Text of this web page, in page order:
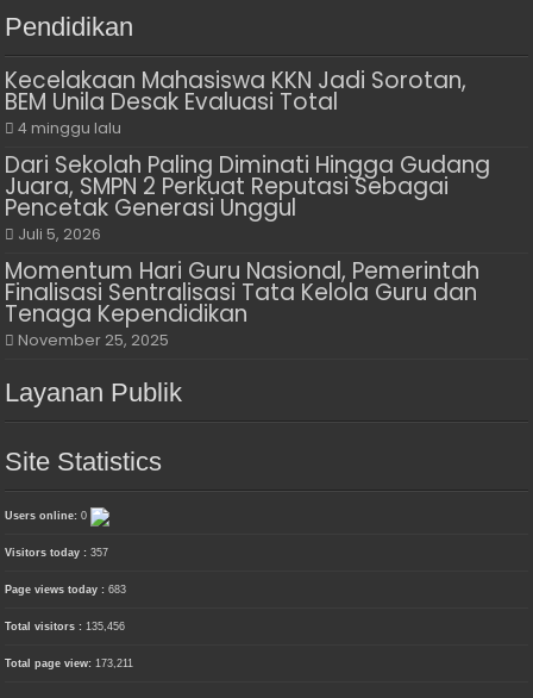
Pendidikan
Kecelakaan Mahasiswa KKN Jadi Sorotan,
BEM Unila Desak Evaluasi Total
4 minggu lalu
Dari Sekolah Paling Diminati Hingga Gudang
Juara, SMPN 2 Perkuat Reputasi Sebagai
Pencetak Generasi Unggul
Juli 5, 2026
Momentum Hari Guru Nasional, Pemerintah
Finalisasi Sentralisasi Tata Kelola Guru dan
Tenaga Kependidikan
November 25, 2025
Layanan Publik
Site Statistics
Users online:0
Visitors today :357
Page views today :683
Total visitors :135,456
Total page view:173,211